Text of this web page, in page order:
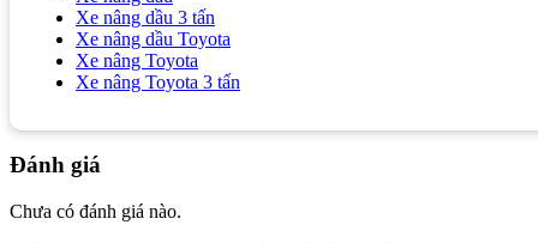
Xe nâng dầu 3 tấn
Xe nâng dầu Toyota
Xe nâng Toyota
Xe nâng Toyota 3 tấn
Đánh giá
Chưa có đánh giá nào.